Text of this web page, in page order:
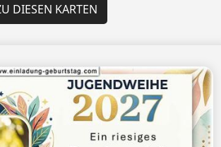
DIESEN KARTEN